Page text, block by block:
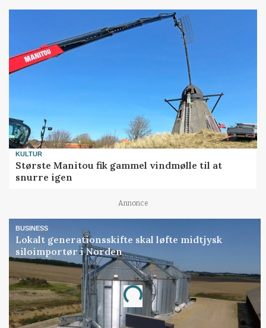
KULTUR
Største Manitou fik gammel vindmølle til at
snurre igen
Annonce
BUSINESS
Lokalt generationsskifte skal løfte midtjysk
siloimportør i Norden
Annonce
Loading...